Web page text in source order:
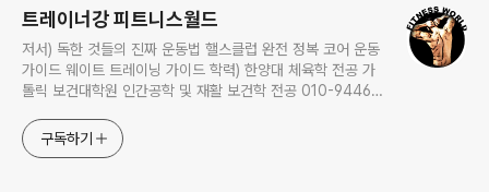
트레이너강 피트니스월드
저서) 독한 것들의 진짜 운동법 핼스클럽 완전 정복 코어 운동
가이드 웨이트 트레이닝 가이드 학력) 한양대 체육학 전공 가
톨릭 보건대학원 인간공학 및 재활 보건학 전공 010-9446-
구독하기